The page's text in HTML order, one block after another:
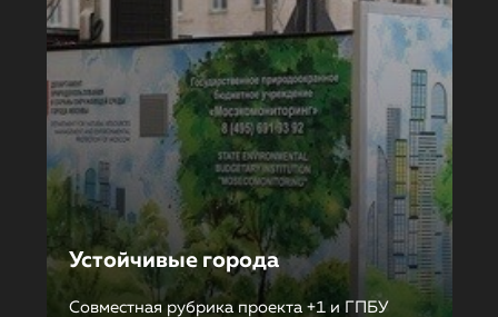
Устойчивые города
Совместная рубрика проекта +1 и ГПБУ